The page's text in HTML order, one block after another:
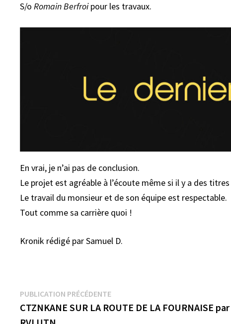
S/oRomain Berfroipour les travaux.
En vrai, je n’ai pas de conclusion.
Le projet est agréable à l’écoute même si il y a des
Le travail du monsieur et de son équipe est respectable.
Tout comme sa carrière quoi !
Kronik rédigé par Samuel D.
Navigation
de
PUBLICATION PRÉCÉDENTEPublication
précédente :
CTZNKANE SUR LA ROUTE DE LA FOURNAISE par